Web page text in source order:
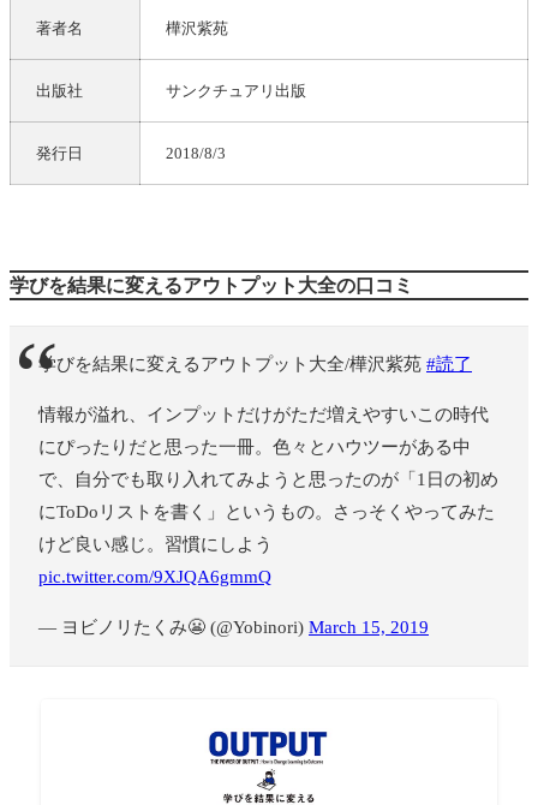
著者名 樺沢紫苑
出版社 サンクチュアリ出版
発行日 2018/8/3
学びを結果に変えるアウトプット大全の口コミ
学びを結果に変えるアウトプット大全/樺沢紫苑 #読了
情報が溢れ、インプットだけがただ増えやすいこの時代
にぴったりだと思った一冊。色々とハウツーがある中
で、自分でも取り入れてみようと思ったのが「1日の初め
にToDoリストを書く」というもの。さっそくやってみた
けど良い感じ。習慣にしよう
pic.twitter.com/9XJQA6gmmQ
— ヨビノリたくみ😬 (@Yobinori) March 15, 2019